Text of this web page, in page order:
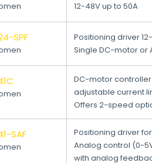
12-48V up to 50A
SPF
Positioning driver
Single DC-motor or
DC-motor controller
adjustable current
Offers 2-speed
SAF
Positioning driver
Analog control (0-
with analog